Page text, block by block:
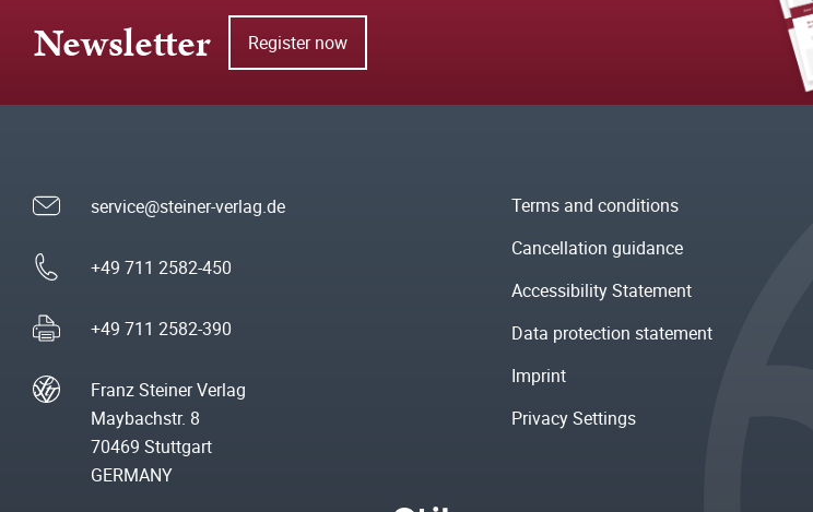
Newsletter Register now
service@steiner-verlag.de
+49 711 2582-450
+49 711 2582-390
Franz Steiner Verlag
Maybachstr. 8
70469 Stuttgart
GERMANY
Terms and conditions
Cancellation guidance
Accessibility Statement
Data protection statement
Imprint
Privacy Settings